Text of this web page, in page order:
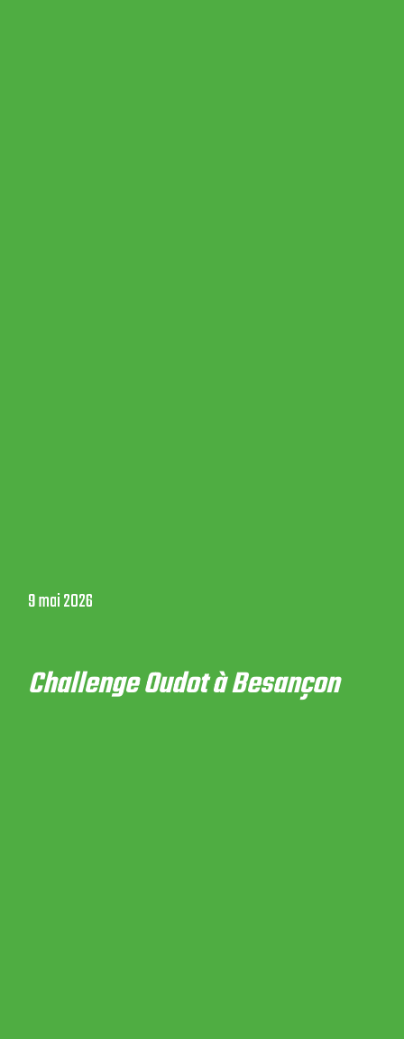
9 mai 2026
Challenge Oudot à Besançon